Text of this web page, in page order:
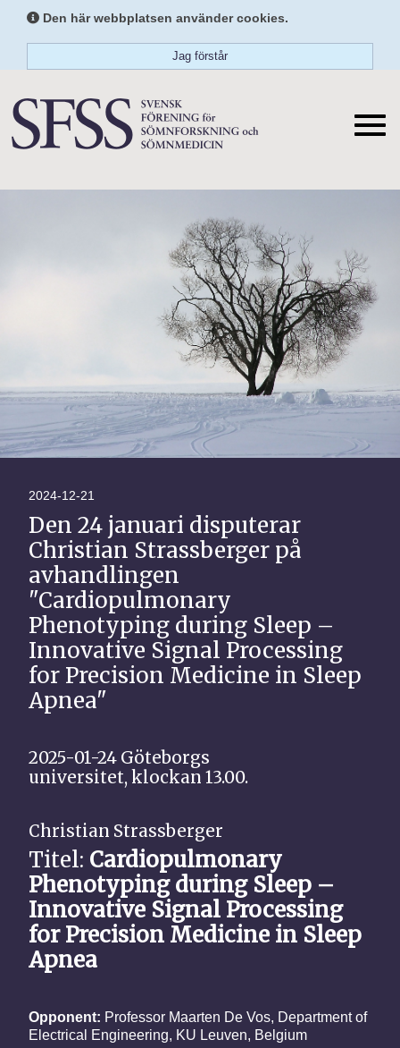
Den här webbplatsen använder cookies.
Jag förstår
2024-12-21
Den 24 januari disputerar
Christian Strassberger på
avhandlingen
"Cardiopulmonary
Phenotyping during Sleep –
Innovative Signal Processing
for Precision Medicine in Sleep
Apnea"
2025-01-24 Göteborgs
universitet, klockan 13.00.
Christian Strassberger
Titel: Cardiopulmonary
Phenotyping during Sleep –
Innovative Signal Processing
for Precision Medicine in Sleep
Apnea
Opponent: Professor Maarten De Vos, Department of
Electrical Engineering, KU Leuven, Belgium